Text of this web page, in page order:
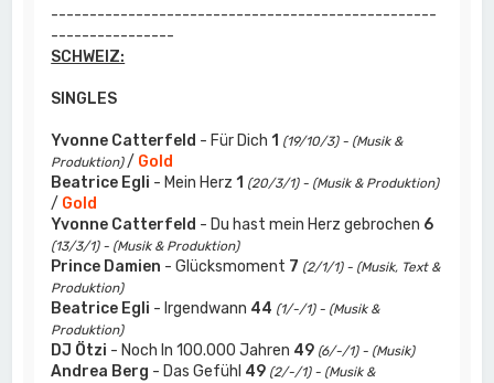
--------------------------------------------------
----------------
SCHWEIZ:
SINGLES
Yvonne Catterfeld - Für Dich 1 (19/10/3) - (Musik &
Produktion)/ Gold
Beatrice Egli - Mein Herz 1 (20/3/1) - (Musik & Produktion)
/ Gold
Yvonne Catterfeld - Du hast mein Herz gebrochen 6
(13/3/1) - (Musik & Produktion)
Prince Damien - Glücksmoment 7 (2/1/1) - (Musik, Text &
Produktion)
Beatrice Egli - Irgendwann 44 (1/-/1) - (Musik &
Produktion)
DJ Ötzi - Noch In 100.000 Jahren 49 (6/-/1) - (Musik)
Andrea Berg - Das Gefühl 49 (2/-/1) - (Musik &